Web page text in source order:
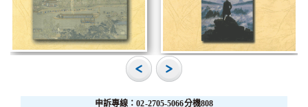
申訴專線：02-2705-5066分機808